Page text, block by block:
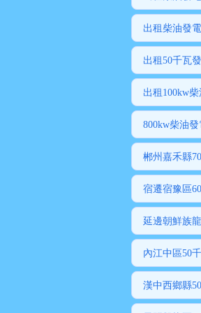
出租柴油發
出租50千瓦
出租100kw
800kw柴油
郴州嘉禾縣
宿遷宿豫區
延邊朝鮮族
內江中區50
漢中西鄉縣